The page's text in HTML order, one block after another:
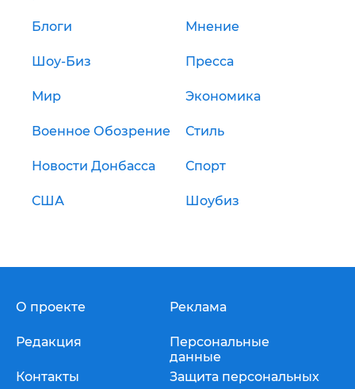
Блоги Мнение
Шоу-Биз Пресса
Мир Экономика
Военное Обозрение Стиль
Новости Донбасса Спорт
США Шоубиз
О проекте
Редакция
Контакты
Реклама
Персональные
данные
Защита персональных